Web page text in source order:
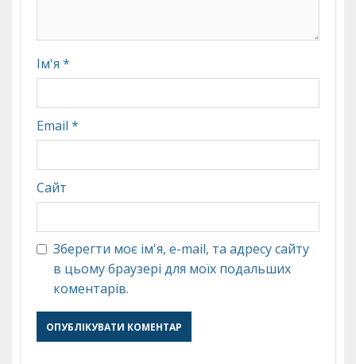
Ім'я *
Email *
Сайт
Зберегти моє ім'я, e-mail, та адресу сайту
в цьому браузері для моїх подальших
коментарів.